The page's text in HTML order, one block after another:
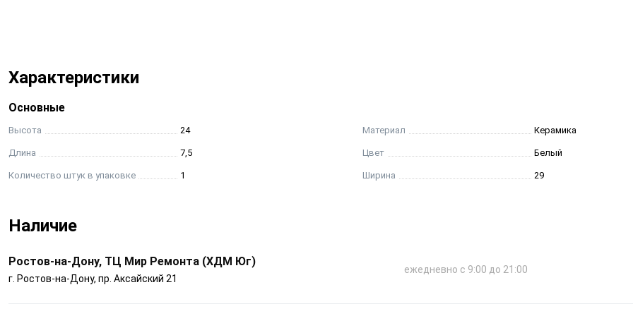
Характеристики
Основные
Высота 24
Длина 7,5
Количество штук в упаковке 1
Материал Керамика
Цвет Белый
Ширина 29
Наличие
Ростов-на-Дону, ТЦ Мир Ремонта (ХДМ Юг)
г. Ростов-на-Дону, пр. Аксайский 21
ежедневно с 9:00 до 21:00